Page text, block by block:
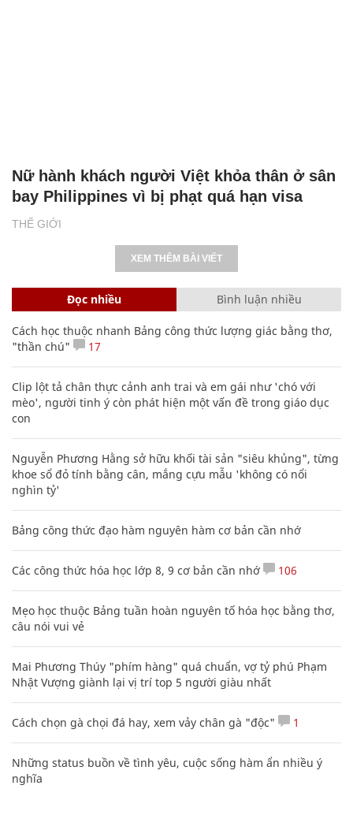
THẾ GIỚI
Nữ hành khách người Việt khỏa thân ở sân
bay Philippines vì bị phạt quá hạn visa
XEM THÊM BÀI VIẾT
Đọc nhiều Bình luận nhiều
Cách học thuộc nhanh Bảng công thức lượng giác bằng thơ,
"thần chú"
17
Clip lột tả chân thực cảnh anh trai và em gái như 'chó với
mèo', người tinh ý còn phát hiện một vấn đề trong giáo dục
con
Nguyễn Phương Hằng sở hữu khối tài sản "siêu khủng", từng
khoe sổ đỏ tính bằng cân, mắng cựu mẫu 'không có nổi
nghìn tỷ'
Bảng công thức đạo hàm nguyên hàm cơ bản cần nhớ
Các công thức hóa học lớp 8, 9 cơ bản cần nhớ 106
Mẹo học thuộc Bảng tuần hoàn nguyên tố hóa học bằng thơ,
câu nói vui vẻ
Mai Phương Thúy "phím hàng" quá chuẩn, vợ tỷ phú Phạm
Nhật Vượng giành lại vị trí top 5 người giàu nhất
Cách chọn gà chọi đá hay, xem vảy chân gà "độc" 1
Những status buồn về tình yêu, cuộc sống hàm ẩn nhiều ý
nghĩa